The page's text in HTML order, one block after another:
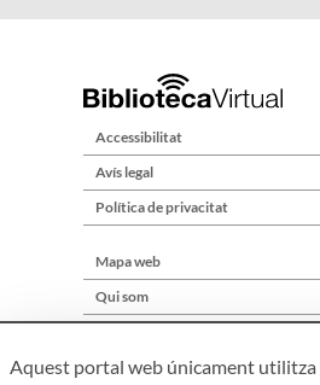
Accessibilitat
Avís legal
Política de privacitat
Mapa web
Qui som
Aquest portal web únicament utilitza